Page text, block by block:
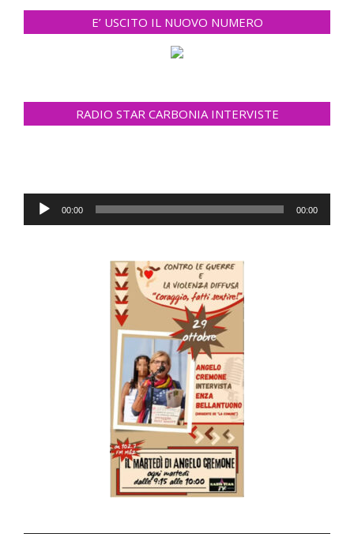
E’ USCITO IL NUOVO NUMERO
RADIO STAR CARBONIA INTERVISTE
Audio
Player
00:00 00:00